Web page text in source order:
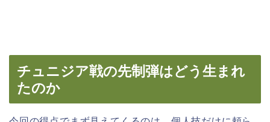
チュニジア戦の先制弾はどう生まれ
たのか